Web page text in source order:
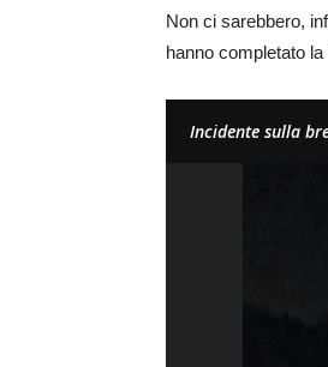
Non ci sarebbero,
hanno completato
Incidente sulla